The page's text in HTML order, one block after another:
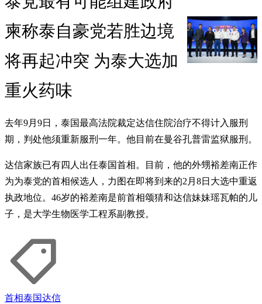
柬称泰自豪党若胜边境
将再起冲突 为泰大选加
重火药味
去年9月9日，泰国最高法院裁定达信住院治疗不得计入服刑
期，判处他须重新服刑一年。他目前在曼谷孔普雷监狱服刑。
达信家族已有四人出任泰国首相。目前，他的外甥裕差南正作
为为泰党的首相候选人，力图在即将到来的2月8日大选中重返
执政地位。46岁的裕差南是前首相颂猜和达信妹妹瑶瓦帕的儿
子，是大学生物医学工程系副教授。
首相泰国达信